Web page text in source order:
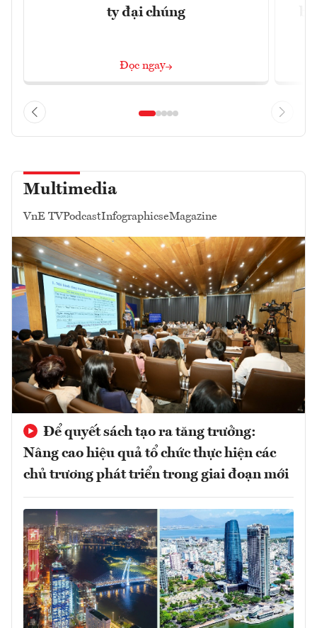
ty đại chúng
Đọc ngay
Multimedia
VnE TVPodcastInfographicseMagazine
Để quyết sách tạo ra tăng trưởng:
Nâng cao hiệu quả tổ chức thực hiện các
chủ trương phát triển trong giai đoạn mới